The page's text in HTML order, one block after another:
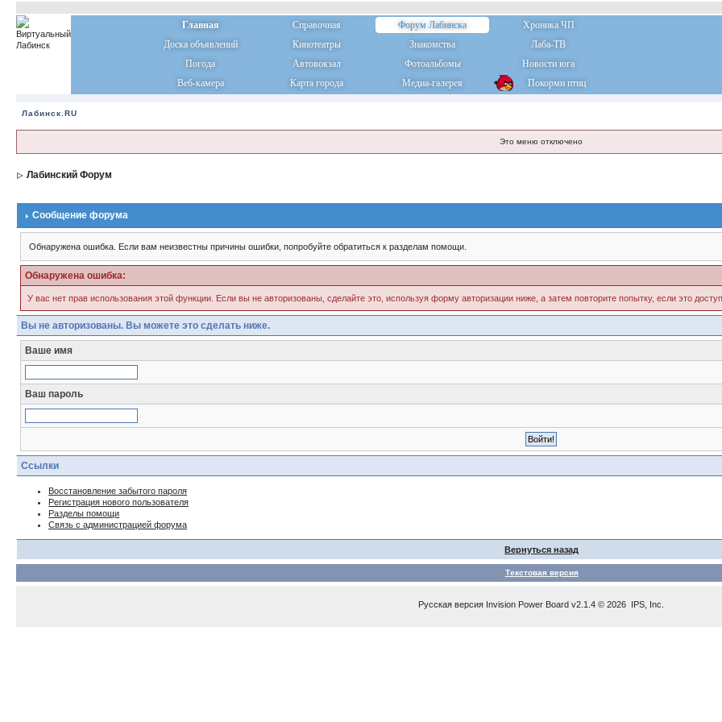
Главная Справочная Форум Лабинска
Хроника ЧП
Доска объявлений
Кинотеатры Знакомства
Лаба-ТВ
Погода
Автовокзал Фотоальбомы
Новости юга
Веб-камера
Карта города Медиа-галерея Покорми птиц
Лабинск.RU
Это меню отключено
Лабинский Форум
Сообщение форума
Обнаружена ошибка. Если вам неизвестны причины ошибки, попробуйте обратиться к разделам помощи.
Обнаружена ошибка:
У вас нет прав использования этой функции. Если вы не авторизованы, сделайте это, используя форму авторизации ниже, а затем повторите попытку, если это
Вы не авторизованы. Вы можете это сделать ниже.
Ваше имя
Ваш пароль
Ссылки
Восстановление забытого пароля
Регистрация нового пользователя
Разделы помощи
Связь с администрацией форума
Вернуться назад
Текстовая версия
Русская версия Invision Power Board v2.1.4 © 2026 IPS, Inc.